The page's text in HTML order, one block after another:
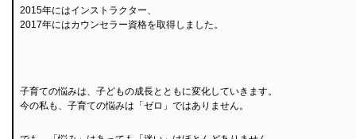
2015年にはインストラクター、
2017年にはカウンセラー資格を取得しました。
子育ての悩みは、子どもの成長とともに変化していきます。
今の私も、子育ての悩みは「ゼロ」ではありません。